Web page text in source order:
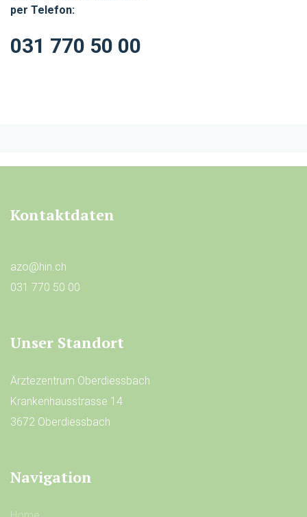
per Telefon:
031 770 50 00
Kontaktdaten
azo@hin.ch
031 770 50 00
Unser Standort
Ärztezentrum Oberdiessbach
Krankenhausstrasse 14
3672 Oberdiessbach
Navigation